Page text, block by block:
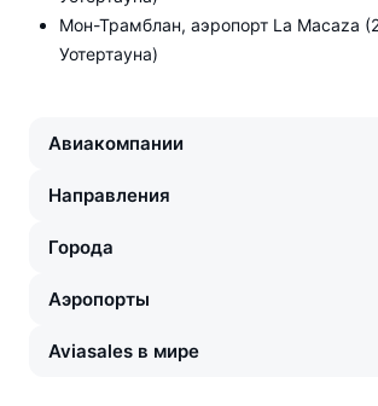
Мон-Трамблан, аэропорт La Macaza (298 км до
Уотертауна)
Авиакомпании
Направления
Города
Аэропорты
Aviasales в мире